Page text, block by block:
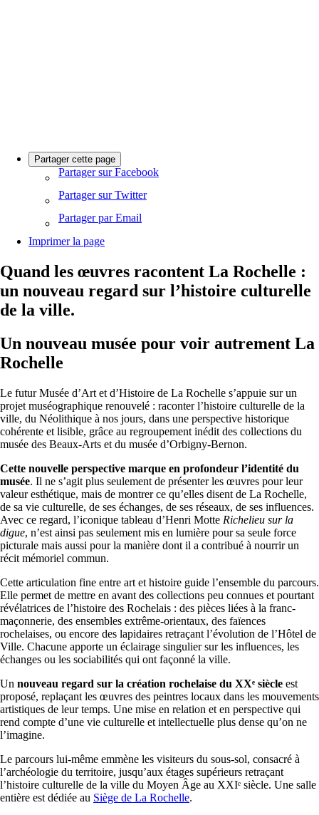
Partager cette page
Partager sur Facebook
Partager sur Twitter
Partager par Email
Imprimer la page
Quand les œuvres racontent La Rochelle :
un nouveau regard sur l’histoire culturelle
de la ville.
Un nouveau musée pour voir autrement La
Rochelle
Le futur Musée d’Art et d’Histoire de La Rochelle s’appuie sur un
projet muséographique renouvelé : raconter l’histoire culturelle de la
ville, du Néolithique à nos jours, dans une perspective historique
cohérente et lisible, grâce au regroupement inédit des collections du
musée des Beaux-Arts et du musée d’Orbigny-Bernon.
Cette nouvelle perspective marque en profondeur l’identité du
musée. Il ne s’agit plus seulement de présenter les œuvres pour leur
valeur esthétique, mais de montrer ce qu’elles disent de La Rochelle,
de sa vie culturelle, de ses échanges, de ses réseaux, de ses influences.
Avec ce regard, l’iconique tableau d’Henri Motte Richelieu sur la
digue, n’est ainsi pas seulement mis en lumière pour sa seule force
picturale mais aussi pour la manière dont il a contribué à nourrir un
récit mémoriel commun.
Cette articulation fine entre art et histoire guide l’ensemble du parcours.
Elle permet de mettre en avant des collections peu connues et pourtant
révélatrices de l’histoire des Rochelais : des pièces liées à la franc-
maçonnerie, des ensembles extrême-orientaux, des faïences
rochelaises, ou encore des lapidaires retraçant l’évolution de l’Hôtel de
Ville. Chacune apporte un éclairage singulier sur les influences, les
échanges ou les sociabilités qui ont façonné la ville.
Un nouveau regard sur la création rochelaise du XXᵉ siècle est
proposé, replaçant les œuvres des peintres locaux dans les mouvements
artistiques de leur temps. Une mise en relation et en perspective qui
rend compte d’une vie culturelle et intellectuelle plus dense qu’on ne
l’imagine.
Le parcours lui-même emmène les visiteurs du sous-sol, consacré à
l’archéologie du territoire, jusqu’aux étages supérieurs retraçant
l’histoire culturelle de la ville du Moyen Âge au XXIᵉ siècle. Une salle
entière est dédiée au Siège de La Rochelle.